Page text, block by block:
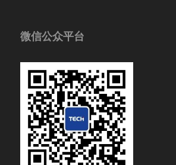
微信公众平台